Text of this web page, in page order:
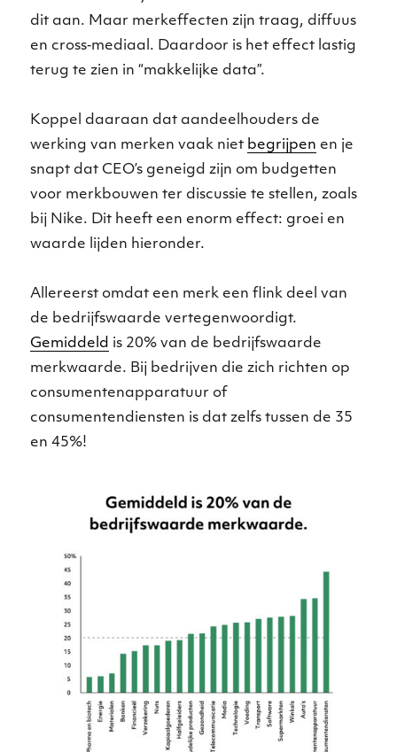
dit aan. Maar merkeffecten zijn traag, diffuus
en cross‑mediaal. Daardoor is het effect lastig
terug te zien in “makkelijke data”.
Koppel daaraan dat aandeelhouders de
werking van merken vaak niet begrijpen en je
snapt dat CEO’s geneigd zijn om budgetten
voor merkbouwen ter discussie te stellen, zoals
bij Nike. Dit heeft een enorm effect: groei en
waarde lijden hieronder.
Allereerst omdat een merk een flink deel van
de bedrijfswaarde vertegenwoordigt.
Gemiddeld is 20% van de bedrijfswaarde
merkwaarde. Bij bedrijven die zich richten op
consumentenapparatuur of
consumentendiensten is dat zelfs tussen de 35
en 45%!